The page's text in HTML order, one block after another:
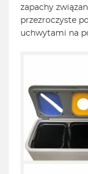
zapachy
przezroczyste
uchwytami na